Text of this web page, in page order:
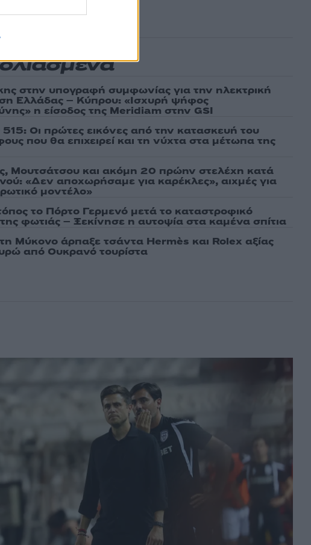
στην υπογραφή συμφωνίας για την ηλεκτρική
Ελλάδας – Κύπρου: «Ισχυρή ψήφος
η είσοδος της Meridiam στην GSI
Οι πρώτες εικόνες από την κατασκευή του
που θα επιχειρεί και τη νύχτα στα μέτωπα της
Μουτσάτσου και ακόμη 20 πρώην στελέχη κατά
«Δεν αποχωρήσαμε για καρέκλες», αιχμές για
μοντέλο»
το Πόρτο Γερμενό μετά το καταστροφικό
φωτιάς – Ξεκίνησε η αυτοψία στα καμένα σπίτια
Μύκονο άρπαξε τσάντα Hermès και Rolex αξίας
από Ουκρανό τουρίστα